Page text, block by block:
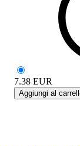
7.38 EUR
Aggiungi al